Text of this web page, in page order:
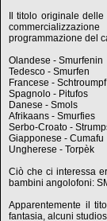
Il titolo originale
programmazione del
Olandese - Smurfenin
Tedesco - Smurfen
Francese - Schtroumpf
Spagnolo - Pitufos
Danese - Smols
Afrikaans - Smurfies
Serbo-Croato -
Giapponese - Cumafu
Ungherese - Torpèk
Ciò che ci interessa
bambini angolofoni:
Apparentemente il
fantasia, alcuni